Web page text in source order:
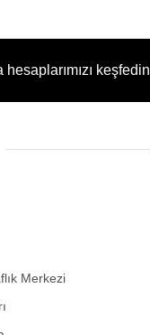
keşfedin
Merkezi